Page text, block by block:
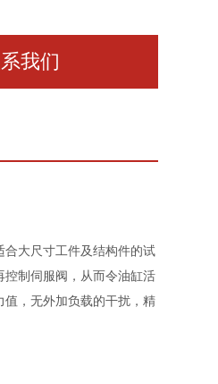
我们
大尺寸工件及结构件的试
制伺服阀，从而令油缸活
，无外加负载的干扰，精